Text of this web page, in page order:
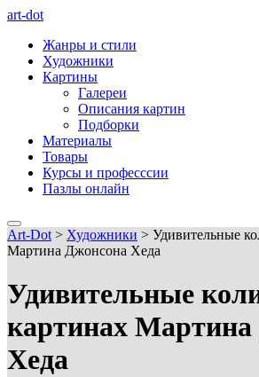
art-dot
Жанры и стили
Художники
Картины
Галереи
Описания картин
Подборки
Материалы
Товары
Курсы и професссии
Пазлы онлайн
Art-Dot > Художники > Удивительные
Мартина Джонсона Хеда
Удивительные
картинах
Хеда